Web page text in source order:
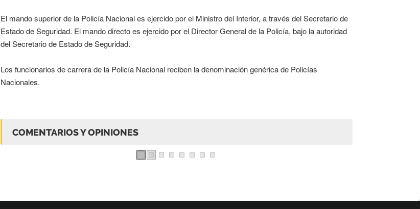
El mando superior de la Policía Nacional es ejercido por el Ministro del Interior, a través del Secretario de
Estado de Seguridad. El mando directo es ejercido por el Director General de la Policía, bajo la autoridad
del Secretario de Estado de Seguridad.
Los funcionarios de carrera de la Policía Nacional reciben la denominación genérica de Policías
Nacionales.
COMENTARIOS Y OPINIONES